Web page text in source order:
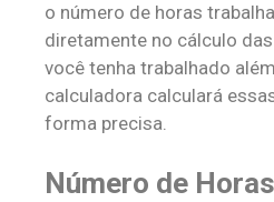
o número de horas
diretamente no cálculo
você tenha trabalhado
calculadora calculará
forma precisa.
Número de